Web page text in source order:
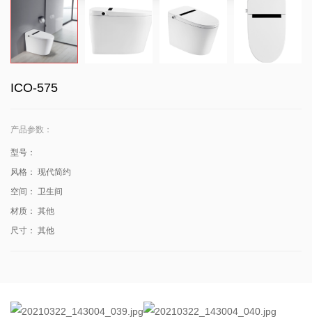
ICO-575
产品参数：
型号：
风格： 现代简约
空间： 卫生间
材质： 其他
尺寸： 其他